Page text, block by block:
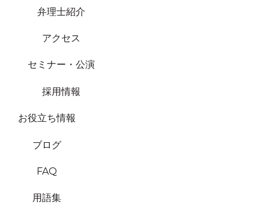
弁理士紹介
アクセス
セミナー・公演
採用情報
お役立ち情報
ブログ
FAQ
用語集